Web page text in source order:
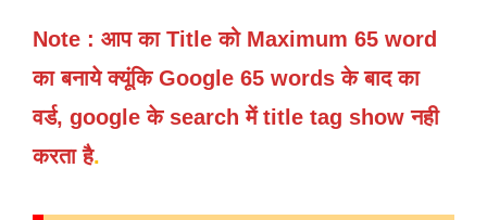
Note : आप का Title को Maximum 65 word
का बनाये क्यूंकि Google 65 words के बाद का
वर्ड, google के search में title tag show नही
करता है.